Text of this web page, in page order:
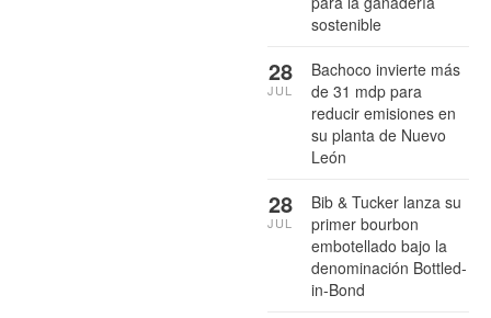
sostenible
Bachoco invierte más
de 31 mdp para
reducir emisiones en
su planta de Nuevo
León
28
JUL
Bib & Tucker lanza su
primer bourbon
embotellado bajo la
denominación Bottled-
in-Bond
28
JUL